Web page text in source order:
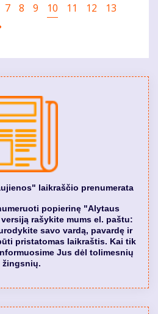
Puslapis
7 Puslapis
8 Puslapis
9
Current
10 Puslapis
11 Puslapis
12 Puslapis
13
laikraščio prenumerata
popierinę "Alytaus
rašykite mums el. paštu:
savo vardą, pavardę ir
pristatomas laikraštis. Kai tik
Jus dėl tolimesnių
žingsnių.